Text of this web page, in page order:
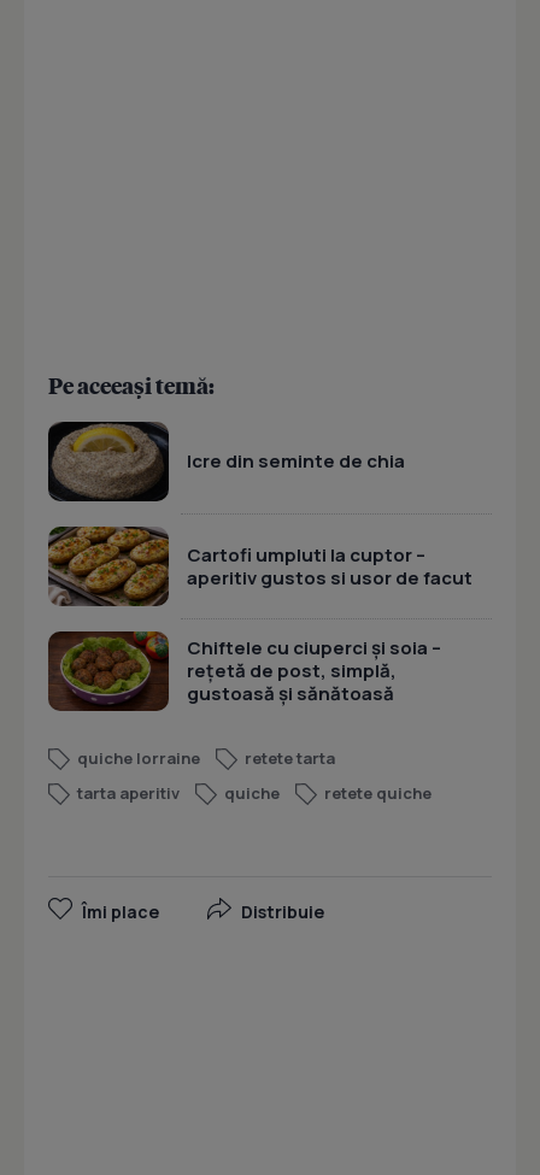
Pe aceeași temă:
Icre din seminte de chia
Cartofi umpluti la cuptor –
aperitiv gustos si usor de facut
Chiftele cu ciuperci și soia –
rețetă de post, simplă,
gustoasă și sănătoasă
quiche lorraine
retete tarta
tarta aperitiv
quiche retete quiche
Îmi place Distribuie